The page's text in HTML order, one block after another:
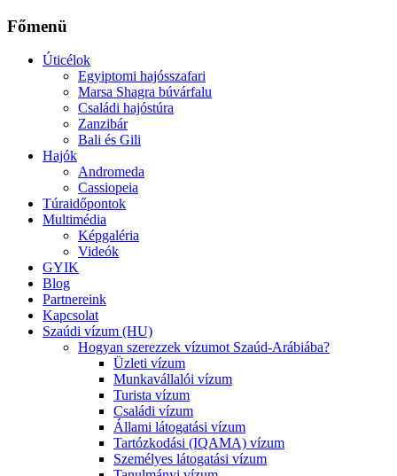
Főmenü
Úticélok
Egyiptomi hajósszafari
Marsa Shagra búvárfalu
Családi hajóstúra
Zanzibár
Bali és Gili
Hajók
Andromeda
Cassiopeia
Túraidőpontok
Multimédia
Képgaléria
Videók
GYIK
Blog
Partnereink
Kapcsolat
Szaúdi vízum (HU)
Hogyan szerezzek vízumot Szaúd-Arábiába?
Üzleti vízum
Munkavállalói vízum
Turista vízum
Családi vízum
Állami látogatási vízum
Tartózkodási (IQAMA) vízum
Személyes látogatási vízum